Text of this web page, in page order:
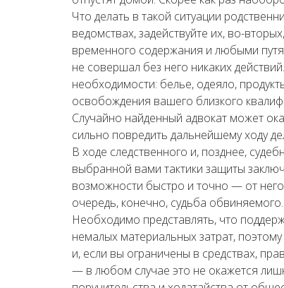
Что делать в такой ситуации
ведомствах, задействуйте их, во-
временного содержания и любыми
не совершал без него никаких
необходимости: белье, одеяло,
освобождения вашего близкого
Случайно найденный адвокат может
сильно повредить дальнейшему ходу
В ходе следственного и, позднее,
выбранной вами тактики защиты
возможности быстро и точно — от
очередь, конечно, судьба обвиняемого.
Необходимо представлять, что
немалых материальных затрат,
и, если вы ограничены в средствах,
— в любом случае это не окажется